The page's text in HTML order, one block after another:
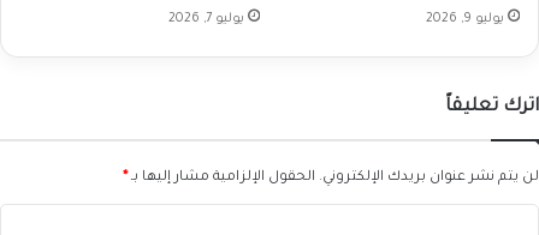
يوليو 9, 2026 يوليو 7, 2026
اترك تعليقاً
لن يتم نشر عنوان بريدك الإلكتروني. الحقول الإلزامية مشار إليها بـ*